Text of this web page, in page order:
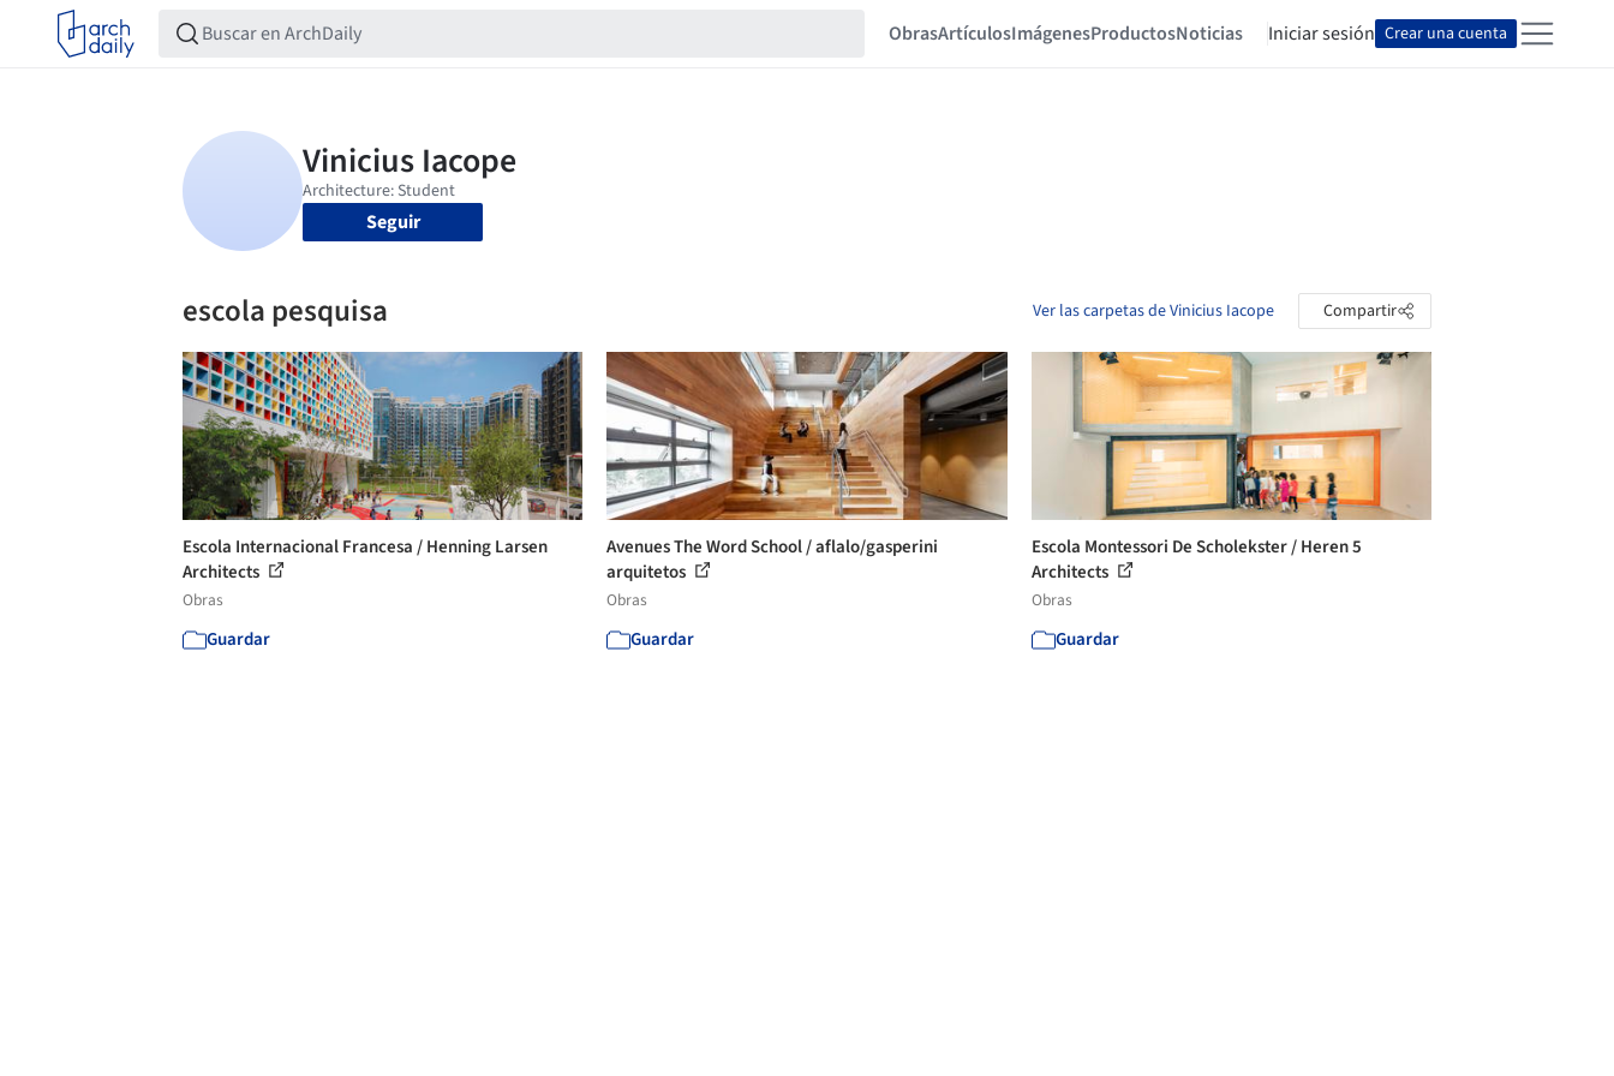
ObrasArtículosImágenesProductosNoticias Iniciar sesión Crear una cuenta
Seguir
escola pesquisa Ver las carpetas de Vinicius Iacope Compartir
Escola Internacional Francesa / Henning Larsen
Architects
Obras
Guardar
Avenues The Word School / aflalo/gasperini
arquitetos
Obras
Guardar
Escola Montessori De Scholekster / Heren 5
Architects
Obras
Guardar